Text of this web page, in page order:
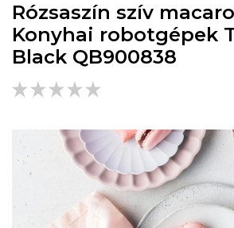
Rózsaszín szív
Konyhai robotgépek
Black QB900838